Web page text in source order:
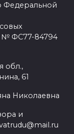
Федеральной
№ ФС77-84794
обл.,
61
Николаевна
и